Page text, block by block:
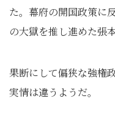
た。幕府の開国政策に
の大獄を推し進めた張本
果断にして偏狭な強権
実情は違うようだ。